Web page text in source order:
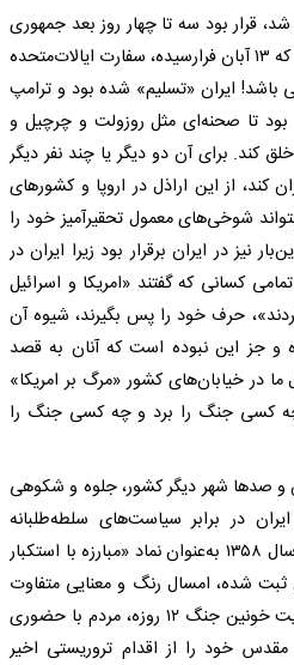
روزه که آغاز شد، قرار بود سه تا چهار روز بعد جمهوری
اسلامی نباشد و آن‌گاه تا این زمان که ۱۳ آبان فرارسیده، سفارت ایالات‌متحده
باشد! ایران «تسلیم» شده بود و ترامپ
بود تا صحنه‌ای مثل روزولت و چرچیل و
کند. برای آن دو دیگر یا چند نفر دیگر
کند، از این اراذل در اروپا و کشور‌های
شوخی‌های معمول تحقیرآمیز خود را
دارد. اما ۱۳ آبان این‌بار نیز در ایران برقرار بود زیرا ایران در
تمامی کسانی که گفتند «امریکا و اسرائیل
حرف خود را پس بگیرند، شیوه آن
جز این نبوده است که آنان به قصد
در خیابان‌های کشور «مرگ بر امریکا»
چه کسی جنگ را برد و چه کسی جنگ را
در تهران و صد‌ها شهر دیگر کشور، جلوه و شکوهی
در برابر سیاست‌های سلطه‌طلبانه
قدرت‌های جهانی بود. روزی که از سال ۱۳۵۸ به‌عنوان نماد «مبارزه با استکبار
ثبت شده، امسال رنگ و معنایی متفاوت
به خود گرفت، چراکه در سایه جنایت خونین جنگ ۱۲ روزه، مردم با حضوری
خود را از اقدام تروریستی اخیر